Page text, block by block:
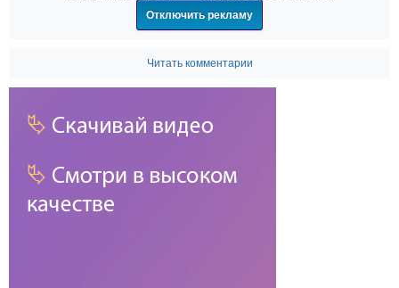
Отключить рекламу
Читать комментарии